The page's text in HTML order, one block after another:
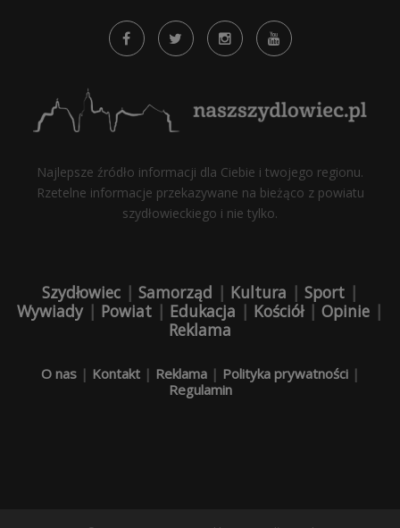
Najlepsze źródło informacji dla Ciebie i twojego regionu.
Rzetelne informacje przekazywane na bieżąco z powiatu
szydłowieckiego i nie tylko.
Szydłowiec | Samorząd | Kultura | Sport |
Wywiady| Powiat | Edukacja | Kościół| Opinie |
Reklama
O nas| Kontakt| Reklama| Polityka prywatności|
Regulamin